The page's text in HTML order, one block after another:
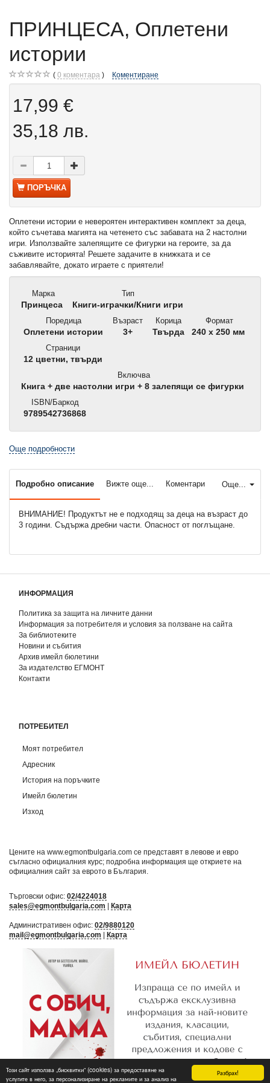
Разбрах!
Този сайт използва „бисквитки“ (cookies) за предоставяне на
услугите в него, за персонализиране на рекламите и за анализ на
ПРИНЦЕСА, Оплетени
истории
0 коментара Коментиране
17,99 €
35,18 лв.
ПОРЪЧКА
Оплетени истории е невероятен интерактивен комплект за деца,
който съчетава магията на четенето със забавата на 2 настолни
игри. Използвайте залепящите се фигурки на героите, за да
съживите историята! Решете задачите в книжката и се
забавлявайте, докато играете с приятели!
Марка
Принцеса
Тип
Книги-играчки/Книги игри
Поредица
Оплетени истории
Възраст
3+
Корица
Твърда
Формат
240 x 250 мм
Страници
12 цветни, твърди
Включва
Книга + две настолни игри + 8 залепящи се фигурки
ISBN/Баркод
9789542736868
Още подробности
Още...
Подробно описание Вижте още... Коментари
ВНИМАНИЕ! Продуктът не е подходящ за деца на възраст до
3 години. Съдържа дребни части. Опасност от поглъщане.
ИНФОРМАЦИЯ
Политика за защита на личните данни
Информация за потребителя и условия за ползване на сайта
За библиотеките
Новини и събития
Архив имейл бюлетини
За издателство ЕГМОНТ
Контакти
ПОТРЕБИТЕЛ
Моят потребител
Адресник
История на поръчките
Имейл бюлетин
Изход
Цените на www.egmontbulgaria.com се представят в левове и евро
съгласно официалния курс; подробна информация ще откриете на
официалния сайт за еврото в България
Търговски офис: 02/4224018
sales@egmontbulgaria.com
Карта
Административен офис: 02/9880120
mail@egmontbulgaria.com
Карта